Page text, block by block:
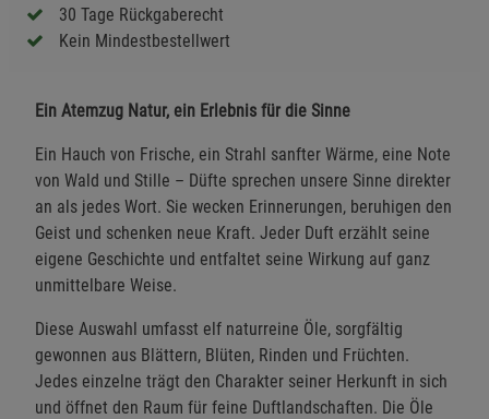
30 Tage Rückgaberecht
Kein Mindestbestellwert
Ein Atemzug Natur, ein Erlebnis für die Sinne
Ein Hauch von Frische, ein Strahl sanfter Wärme, eine Note
von Wald und Stille – Düfte sprechen unsere Sinne direkter
an als jedes Wort. Sie wecken Erinnerungen, beruhigen den
Geist und schenken neue Kraft. Jeder Duft erzählt seine
eigene Geschichte und entfaltet seine Wirkung auf ganz
unmittelbare Weise.
Diese Auswahl umfasst elf naturreine Öle, sorgfältig
gewonnen aus Blättern, Blüten, Rinden und Früchten.
Jedes einzelne trägt den Charakter seiner Herkunft in sich
und öffnet den Raum für feine Duftlandschaften. Die Öle